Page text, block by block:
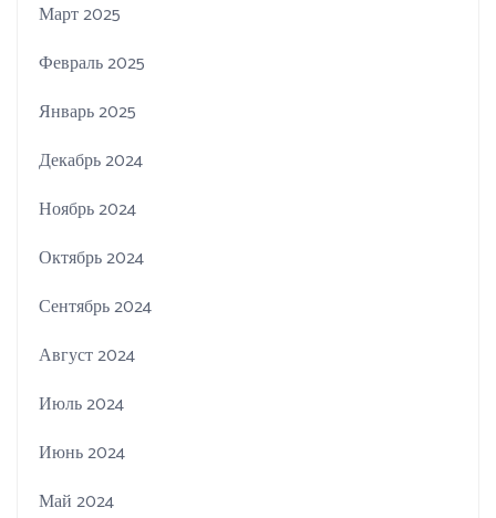
Март 2025
Февраль 2025
Январь 2025
Декабрь 2024
Ноябрь 2024
Октябрь 2024
Сентябрь 2024
Август 2024
Июль 2024
Июнь 2024
Май 2024